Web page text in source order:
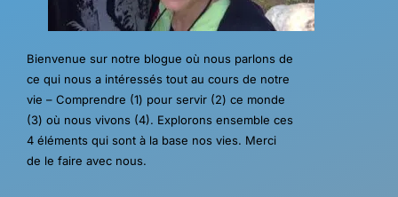
Bienvenue sur notre blogue où nous parlons de
ce qui nous a intéressés tout au cours de notre
vie – Comprendre (1) pour servir (2) ce monde
(3) où nous vivons (4). Explorons ensemble ces
4 éléments qui sont à la base nos vies. Merci
de le faire avec nous.